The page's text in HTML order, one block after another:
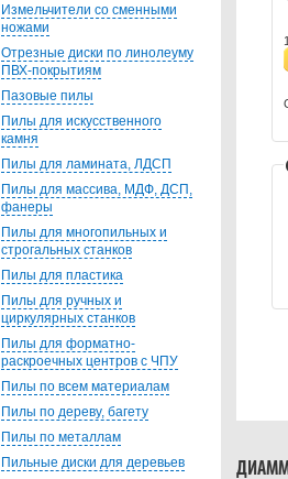
Измельчители со сменными
ножами
Отрезные диски по линолеуму
ПВХ-покрытиям
Пазовые пилы
Пилы для искусственного
камня
Пилы для ламината, ЛДСП
Пилы для массива, МДФ, ДСП,
фанеры
Пилы для многопильных и
строгальных станков
Пилы для пластика
Пилы для ручных и
циркулярных станков
Пилы для форматно-
раскроечных центров с ЧПУ
Пилы по всем материалам
Пилы по дереву, багету
Пилы по металлам
Пильные диски для деревьев